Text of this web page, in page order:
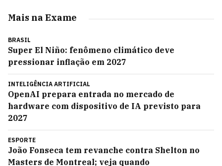
Mais na Exame
BRASIL
Super El Niño: fenômeno climático deve
pressionar inflação em 2027
INTELIGÊNCIA ARTIFICIAL
OpenAI prepara entrada no mercado de
hardware com dispositivo de IA previsto para
2027
ESPORTE
João Fonseca tem revanche contra Shelton no
Masters de Montreal; veja quando